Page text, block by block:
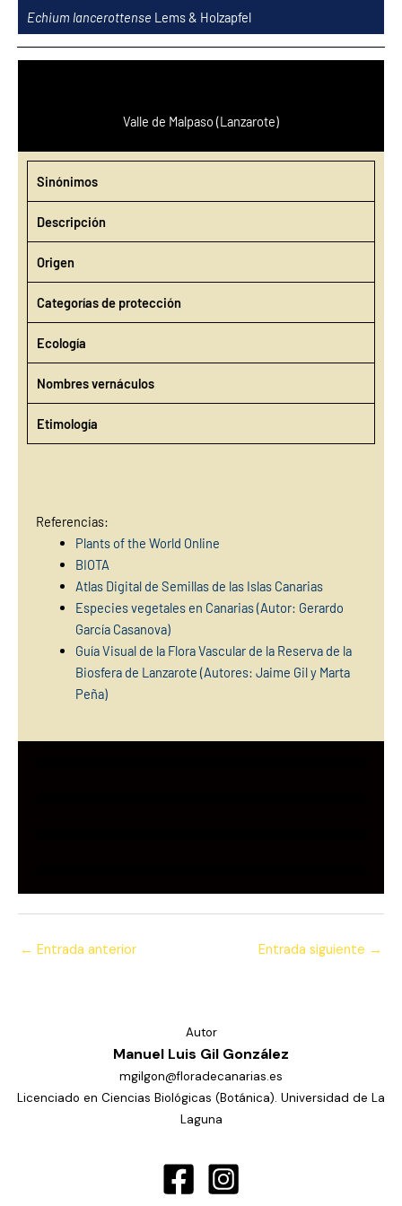
contenido
Echium lancerottense Lems & Holzapfel
Valle de Malpaso (Lanzarote)
Sinónimos
Descripción
Origen
Categorías de protección
Ecología
Nombres vernáculos
Etimología
Referencias:
Plants of the World Online
BIOTA
Atlas Digital de Semillas de las Islas Canarias
Especies vegetales en Canarias (Autor: Gerardo
García Casanova)
Guía Visual de la Flora Vascular de la Reserva de la
Biosfera de Lanzarote (Autores: Jaime Gil y Marta
Peña)
← Entrada anterior Entrada siguiente →
Autor
Manuel Luis Gil González
mgilgon@floradecanarias.es
Licenciado en Ciencias Biológicas (Botánica). Universidad de La
Laguna